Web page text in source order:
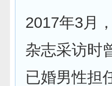
2017年3月
杂志采访时
已婚男性担